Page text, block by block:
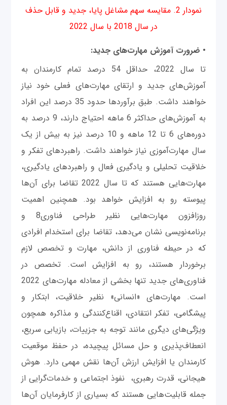
نمودار 2. مقایسه سهم مشاغل پایا، جدید و قابل حذف
در سال 2018 با سال 2022
• ضرورت آموزش مهارت‌های جدید:
تا سال 2022، حداقل 54 درصد تمام کارمندان به
آموزش‌های جدید و ارتقای مهارت‌های فعلی خود نیاز
خواهند داشت. طبق برآوردها حدود 35 درصد این افراد
به آموزش‌های حداکثر 6 ماهه احتیاج دارند، 9 درصد به
دوره‌های 6 تا 12 ماهه و 10 درصد نیز به بیش از یک
سال مهارت‌آموزی نیاز خواهند داشت. راهبردهای تفکر و
خلاقیت تحلیلی و یادگیری فعال و راهبردهای یادگیری،
مهارت‌هایی هستند که تا سال 2022 تقاضا برای آن‌ها
پیوسته رو به افزایش خواهد بود. همچنین اهمیت
روزافزون مهارت‌هایی نظیر طراحی فناوری8 و
برنامه‌نویسی نشان می‌دهد، تقاضا برای استخدام افرادی
که در حیطه فناوری از دانش، مهارت و تخصص لازم
برخوردار هستند، رو به افزایش است. تخصص در
فناوری‌های جدید تنها بخشی از معادله مهارت‌های 2022
است. مهارت‌های «انسانی» نظیر خلاقیت، ابتکار و
پیشگامی، تفکر انتقادی، اقناع‌کنندگی و مذاکره همچون
ویژگی‌های دیگری مانند توجه به جزییات، بازیابی سریع،
انعطاف‌پذیری و حل مسائل پیچیده، در حفظ موقعیت
کارمندان یا افزایش ارزش آن‌ها نقش مهمی دارد. هوش
هیجانی، قدرت رهبری، نفوذ اجتماعی و خدمات‌گرایی از
جمله قابلیت‌هایی هستند که بسیاری از کارفرمایان آن‌ها